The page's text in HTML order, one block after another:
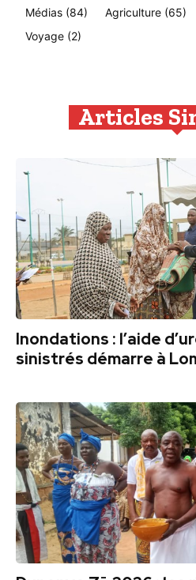
Médias (84) Agriculture (65)
Voyage (2)
Articles
Inondations : l’aide
sinistrés démarre à